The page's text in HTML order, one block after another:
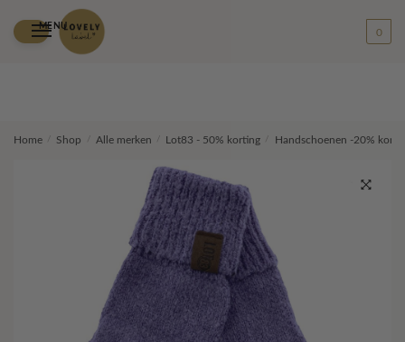
MENU
0
Home Shop Alle merken Lot83 - 50% korting / Handschoenen -20%